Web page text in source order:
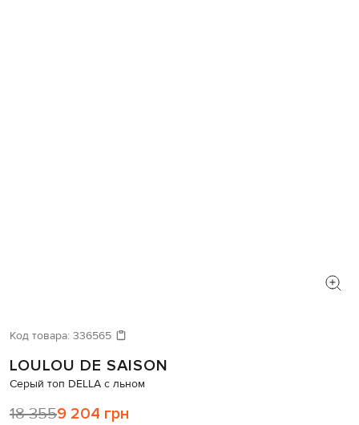
Код товара: 336565
LOULOU DE SAISON
Серый топ DELLA с льном
18 3559 204 грн